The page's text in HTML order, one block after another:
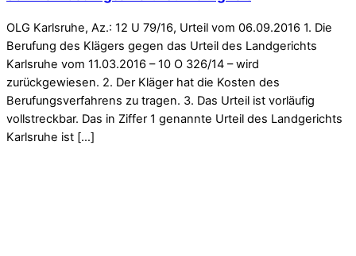
OLG Karlsruhe, Az.: 12 U 79/16, Urteil vom 06.09.2016 1. Die
Berufung des Klägers gegen das Urteil des Landgerichts
Karlsruhe vom 11.03.2016 – 10 O 326/14 – wird
zurückgewiesen. 2. Der Kläger hat die Kosten des
Berufungsverfahrens zu tragen. 3. Das Urteil ist vorläufig
vollstreckbar. Das in Ziffer 1 genannte Urteil des Landgerichts
Karlsruhe ist […]